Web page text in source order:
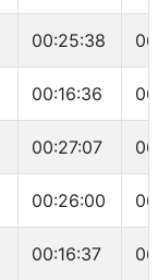
00:25:38
00:16:36
00:27:07
00:26:00
00:16:37